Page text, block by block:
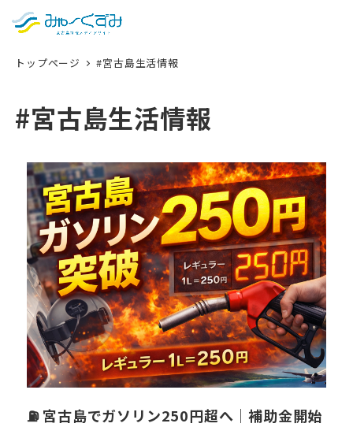
トップページ #宮古島生活情報
#宮古島生活情報
⛽ 宮古島でガソリン250円超へ｜補助金開始